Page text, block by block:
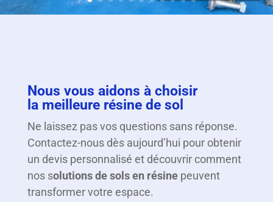
Nous vous aidons à choisir
la meilleure résine de sol
Ne laissez pas vos questions sans réponse.
Contactez-nous dès aujourd’hui pour obtenir
un devis personnalisé et découvrir comment
nos solutions de sols en résinepeuvent
transformer votre espace.